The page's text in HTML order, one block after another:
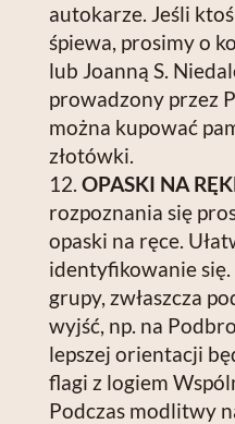
autokarze. Jeśli
śpiewa, prosimy o
lub Joanną S.
prowadzony przez
można kupować
złotówki.
OPASKI NA
rozpoznania się
opaski na ręce.
identyfikowanie
grupy, zwłaszcza
wyjść, np. na
lepszej orientacji
flagi z logiem
Podczas modlitwy